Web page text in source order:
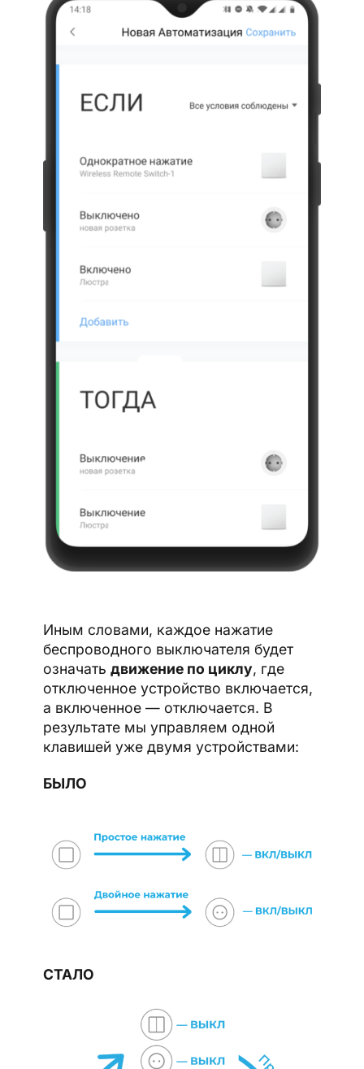
Иным словами, каждое нажатие
беспроводного выключателя будет
означать движение по циклу, где
отключенное устройство включается,
а включенное — отключается. В
результате мы управляем одной
клавишей уже двумя устройствами:
БЫЛО
СТАЛО